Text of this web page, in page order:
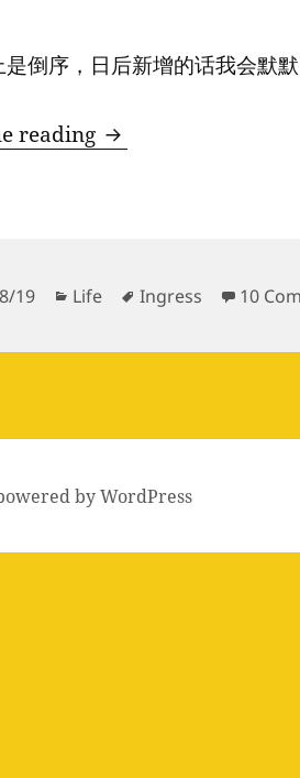
是倒序，日后新增的话我会默默
reading Ingress 拼图与我的足
19 Categories
Life Tags
Ingress 10
by WordPress